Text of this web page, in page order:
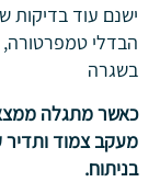
ישנם עוד בדיקות
הבדלי טמפרטורה,
בשגרה
כאשר מתגלה ממצא
מעקב צמוד ותדיר
בניתוח.